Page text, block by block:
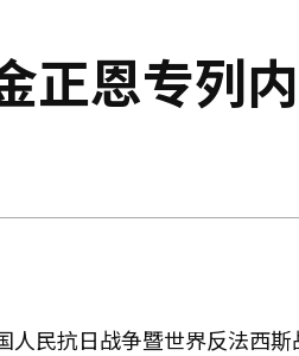
正恩专列
人民抗日战争暨世界反法西